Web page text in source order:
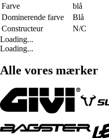
Farve
blå
Dominerende farve
Blå
Constructeur
N/C
Loading...
Loading...
Alle vores mærker